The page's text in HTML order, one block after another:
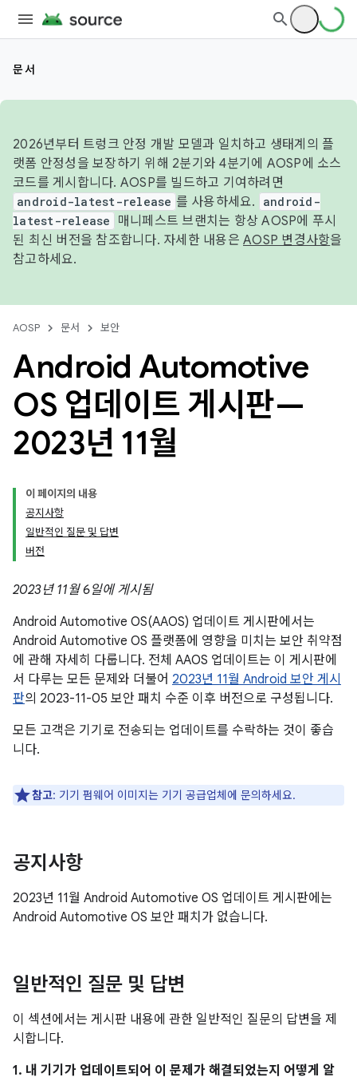
문서
2026년부터 트렁크 안정 개발 모델과 일치하고 생태계의 플
랫폼 안정성을 보장하기 위해 2분기와 4분기에 AOSP에 소스
코드를 게시합니다. AOSP를 빌드하고 기여하려면
android-latest-release 를 사용하세요.
android-
latest-release
매니페스트 브랜치는 항상 AOSP에 푸시
된 최신 버전을 참조합니다. 자세한 내용은 AOSP 변경사항을
참고하세요.
AOSP 문서 보안
Android Automotive
OS 업데이트 게시판—
2023년 11월
이 페이지의 내용
공지사항
일반적인 질문 및 답변
버전
2023년 11월 6일에 게시됨
Android Automotive OS(AAOS) 업데이트 게시판에서는
Android Automotive OS 플랫폼에 영향을 미치는 보안 취약점
에 관해 자세히 다룹니다. 전체 AAOS 업데이트는 이 게시판에
서 다루는 모든 문제와 더불어 2023년 11월 Android 보안 게시
판의 2023-11-05 보안 패치 수준 이후 버전으로 구성됩니다.
모든 고객은 기기로 전송되는 업데이트를 수락하는 것이 좋습
니다.
참고: 기기 펌웨어 이미지는 기기 공급업체에 문의하세요.
공지사항
2023년 11월 Android Automotive OS 업데이트 게시판에는
Android Automotive OS 보안 패치가 없습니다.
일반적인 질문 및 답변
이 섹션에서는 게시판 내용에 관한 일반적인 질문의 답변을 제
시합니다.
1. 내 기기가 업데이트되어 이 문제가 해결되었는지 어떻게 알